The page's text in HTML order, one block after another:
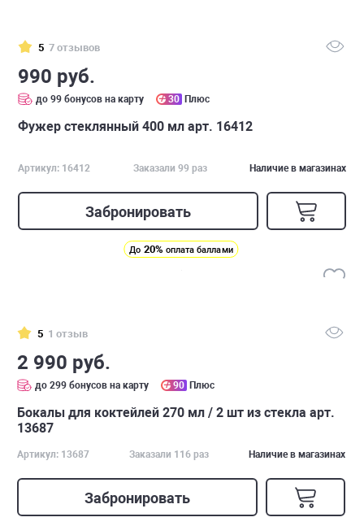
5 7 отзывов
990 руб.
до 99 бонусов на карту 30 Плюс
Фужер стеклянный 400 мл арт. 16412
Артикул: 16412 Заказали 99 раз Наличие в магазинах
Забронировать
До 20% оплата баллами
5 1 отзыв
2 990 руб.
до 299 бонусов на карту 90 Плюс
Бокалы для коктейлей 270 мл / 2 шт из стекла арт.
13687
Артикул: 13687 Заказали 116 раз Наличие в магазинах
Забронировать